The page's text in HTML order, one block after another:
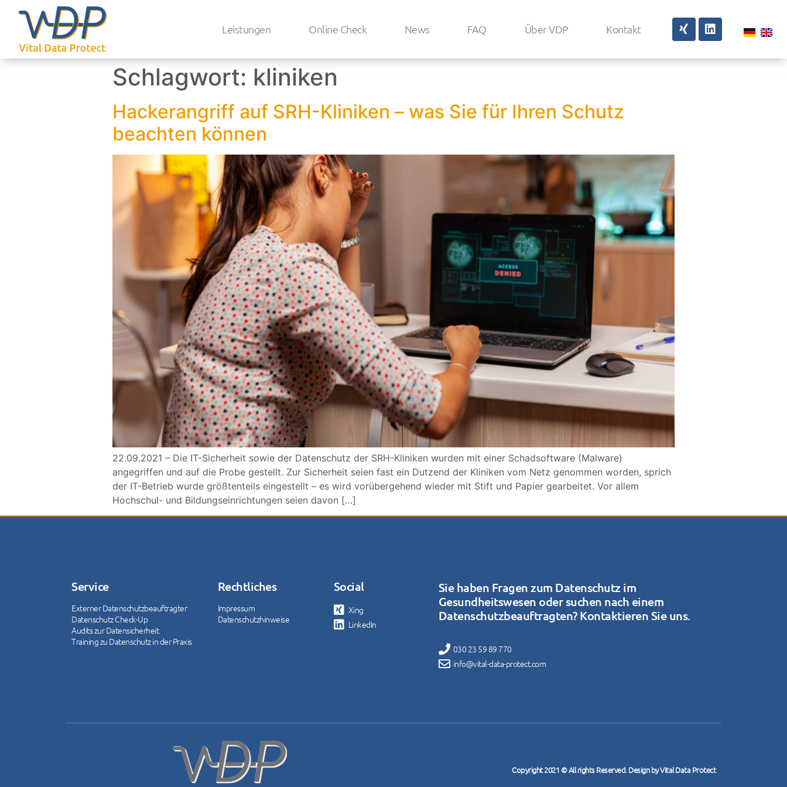
Leistungen Online Check News FAQ Über VDP Kontakt
Schlagwort: kliniken
Hackerangriff auf SRH-Kliniken – was Sie für Ihren Schutz
beachten können
22.09.2021 – Die IT-Sicherheit sowie der Datenschutz der SRH-Kliniken wurden mit einer Schadsoftware (Malware)
angegriffen und auf die Probe gestellt. Zur Sicherheit seien fast ein Dutzend der Kliniken vom Netz genommen worden, sprich
der IT-Betrieb wurde größtenteils eingestellt – es wird vorübergehend wieder mit Stift und Papier gearbeitet. Vor allem
Hochschul- und Bildungseinrichtungen seien davon […]
Service
Externer Datenschutzbeauftragter
Datenschutz Check-Up
Audits zur Datensicherheit
Training zu Datenschutz in der Praxis
Rechtliches
Impressum
Datenschutzhinweise
Social
Xing
LinkedIn
Sie haben Fragen zum Datenschutz im
Gesundheitswesen oder suchen nach einem
Datenschutzbeauftragten? Kontaktieren Sie uns.
030 23 59 89 770
info@vital-data-protect.com
Copyright 2021 © All rights Reserved. Design by Vital Data Protect